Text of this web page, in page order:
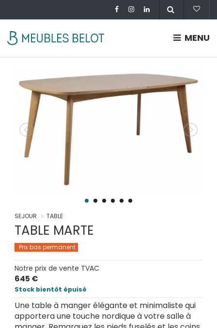
MENU
SEJOUR TABLE
TABLE MARTE
Prix bas permanent
Notre prix de vente TVAC
645 €
Stock bientôt épuisé
Une table à manger élégante et minimaliste qui
apportera une touche nordique à votre salle à